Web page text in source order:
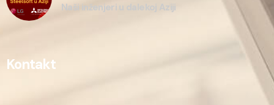
Naši inženjeri u dalekoj Aziji
Kontakt